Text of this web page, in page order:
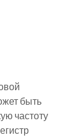
быть
частоту